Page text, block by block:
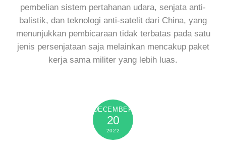
pembelian sistem pertahanan udara, senjata anti-
balistik, dan teknologi anti-satelit dari China, yang
menunjukkan pembicaraan tidak terbatas pada satu
jenis persenjataan saja melainkan mencakup paket
kerja sama militer yang lebih luas.
DECEMBER
20
2022